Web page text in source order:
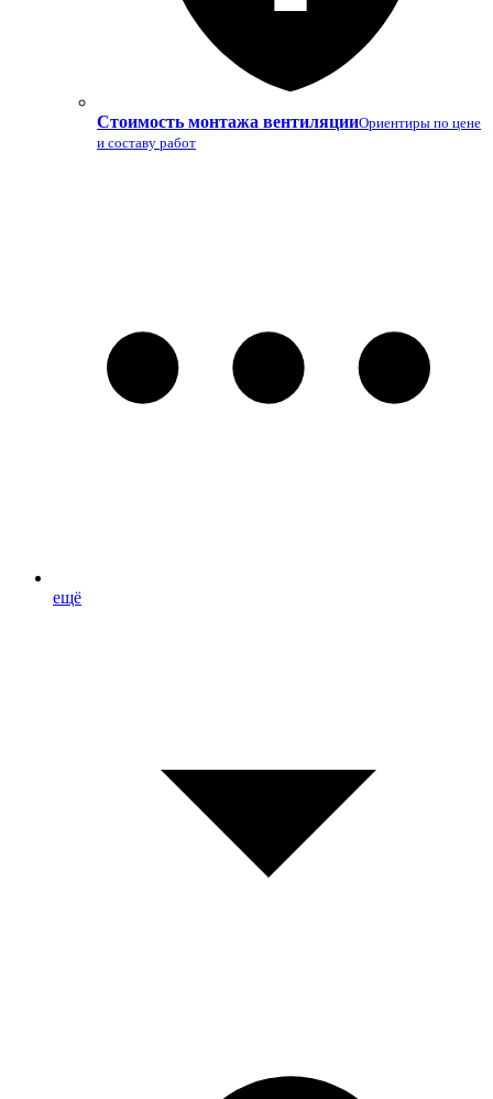
Стоимость монтажа вентиляцииОриентиры по цене
и составу работ
ещё